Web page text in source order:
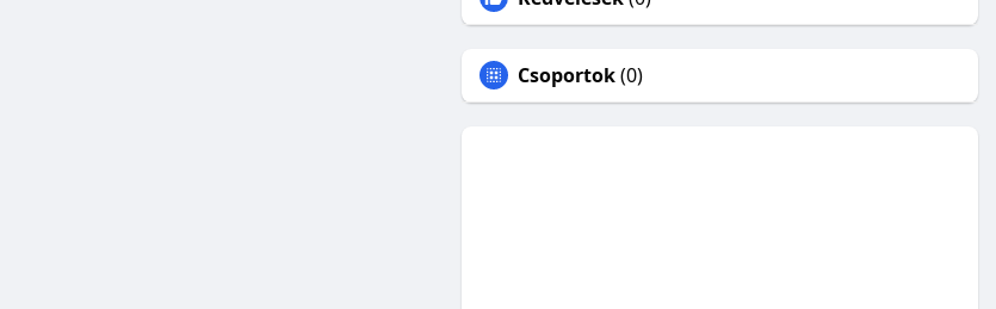
Csoportok(0)